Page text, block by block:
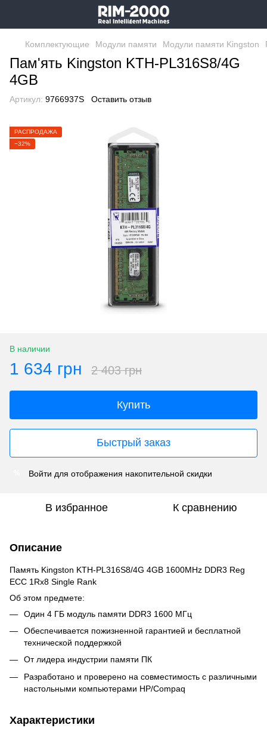
Комплектующие Модули памяти Модули памяти Kingston
Пам'ять Kingston KTH-PL316S8/4G
4GB
Артикул: 9766937S Оставить отзыв
РАСПРОДАЖА
−32%
В наличии
1 634 грн 2 403 грн
Купить
Быстрый заказ
Войти для отображения накопительной скидки
В избранное К сравнению
Описание
Память Kingston KTH-PL316S8/4G 4GB 1600MHz DDR3 Reg
ECC 1Rx8 Single Rank
Об этом предмете:
Один 4 ГБ модуль памяти DDR3 1600 МГц
Обеспечивается пожизненной гарантией и бесплатной
технической поддержкой
От лидера индустрии памяти ПК
Разработано и проверено на совместимость с различными
настольными компьютерами HP/Compaq
Характеристики